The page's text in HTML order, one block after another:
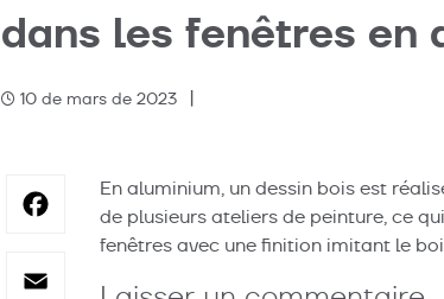
dans les fenêtres en
10 de mars de 2023 |
Categories
Facebook
En aluminium, un dessin bois est
de plusieurs ateliers de peinture, ce
fenêtres avec une finition imitant le